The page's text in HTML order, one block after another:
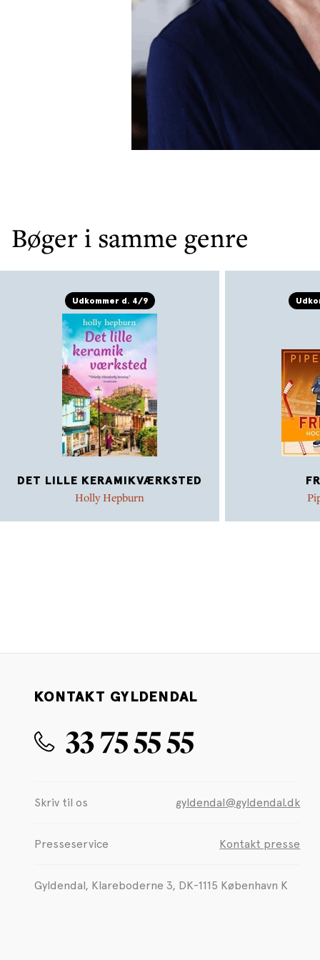
Bøger i samme genre
Udkommer d. 4/9
DET LILLE KERAMIKVÆRKSTED
Holly Hepburn
KONTAKT GYLDENDAL
33 75 55 55
Skriv til os gyldendal@gyldendal.dk
Presseservice Kontakt presse
Gyldendal, Klareboderne 3, DK-1115 København K